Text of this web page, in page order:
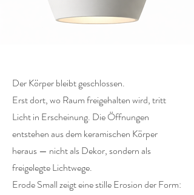
Der Körper bleibt geschlossen.
Erst dort, wo Raum freigehalten wird, tritt
Licht in Erscheinung. Die Öffnungen
entstehen aus dem keramischen Körper
heraus — nicht als Dekor, sondern als
freigelegte Lichtwege.
Erode Small zeigt eine stille Erosion der Form: